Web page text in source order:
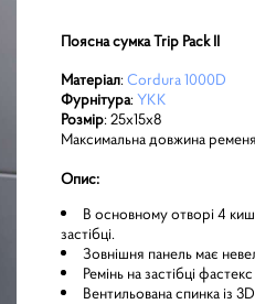
Поясна сумка Trip Pack II
Матеріал:Cordura 1000D
Фурнітура:YKK
Розмір: 25х15х8
Максимальна довжина
Опис:
В основному отворі 4
застібці.
Зовнішня панель має
Ремінь на застібці
Вентильована спинка із